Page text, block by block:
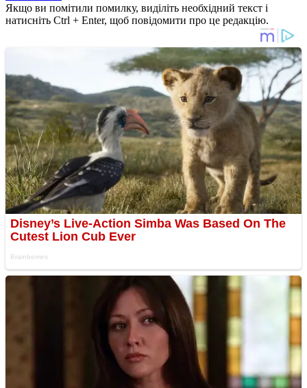
Якщо ви помітили помилку, виділіть необхідний текст і
натисніть Ctrl + Enter, щоб повідомити про це редакцію.